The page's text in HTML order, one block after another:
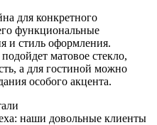
для конкретного
функциональные
и стиль оформления.
матовое стекло,
а для гостиной можно
особого акцента.
наши довольные клиенты